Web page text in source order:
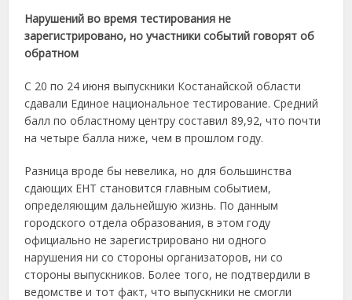
Нарушений во время тестирования не
зарегистрировано, но участники событий говорят об
обратном
С 20 по 24 июня выпускники Костанайской области
сдавали Единое национальное тестирование. Средний
балл по областному центру составил 89,92, что почти
на четыре балла ниже, чем в прошлом году.
Разница вроде бы невелика, но для большинства
сдающих ЕНТ становится главным событием,
определяющим дальнейшую жизнь. По данным
городского отдела образования, в этом году
официально не зарегистрировано ни одного
нарушения ни со стороны организаторов, ни со
стороны выпускников. Более того, не подтвердили в
ведомстве и тот факт, что выпускники не смогли